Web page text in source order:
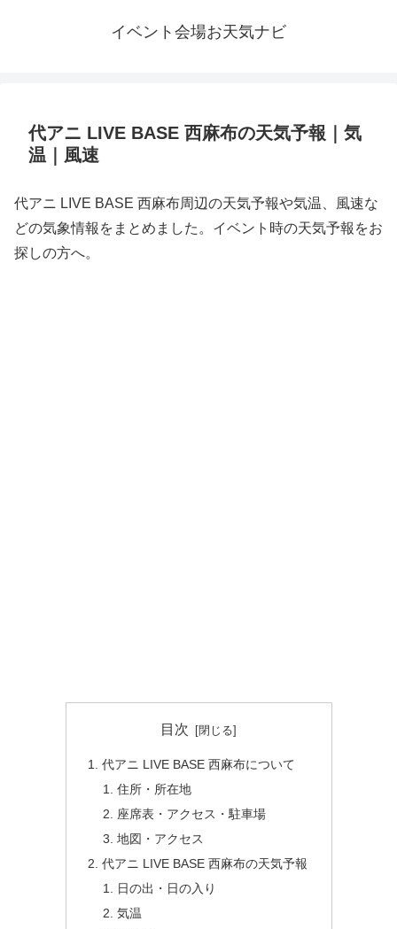
イベント会場お天気ナビ
代アニ LIVE BASE 西麻布の天気予報｜気
温｜風速
代アニ LIVE BASE 西麻布周辺の天気予報や気温、風速な
どの気象情報をまとめました。イベント時の天気予報をお
探しの方へ。
目次
代アニ LIVE BASE 西麻布について
住所・所在地
座席表・アクセス・駐車場
地図・アクセス
代アニ LIVE BASE 西麻布の天気予報
日の出・日の入り
気温